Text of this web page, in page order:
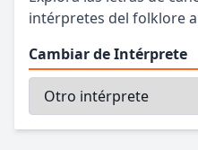
intérpretes del folklore
Cambiar de Intérprete